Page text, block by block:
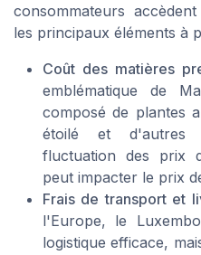
consommateurs
les principaux éléments à
Coût des matières
emblématique de
composé de plantes
étoilé et d'autres
fluctuation des prix
peut impacter le prix
Frais de transport et
l'Europe, le
logistique efficace,